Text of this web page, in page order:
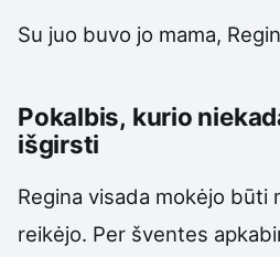
Su juo buvo jo mama,
Pokalbis, kurio
išgirsti
Regina visada mokėjo būti
reikėjo. Per šventes